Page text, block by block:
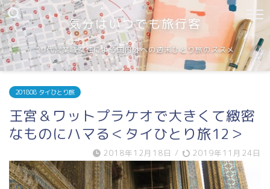
気分はいつでも旅行客
20代営業職女性による国内外への週末ひとり旅のススメ
201808 タイひとり旅
王宮＆ワットプラケオで大きくて緻密
なものにハマる＜タイひとり旅12＞
2018年12月18日 / 2019年11月24日